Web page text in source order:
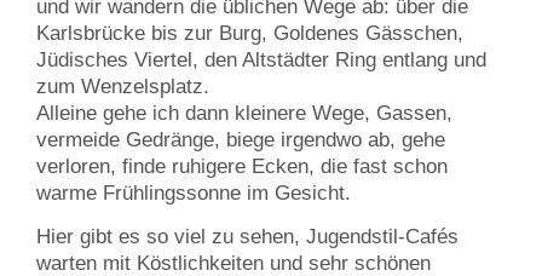
und wir wandern die üblichen Wege ab: über die
Karlsbrücke bis zur Burg, Goldenes Gässchen,
Jüdisches Viertel, den Altstädter Ring entlang und
zum Wenzelsplatz.
Alleine gehe ich dann kleinere Wege, Gassen,
vermeide Gedränge, biege irgendwo ab, gehe
verloren, finde ruhigere Ecken, die fast schon
warme Frühlingssonne im Gesicht.
Hier gibt es so viel zu sehen, Jugendstil-Cafés
warten mit Köstlichkeiten und sehr schönen